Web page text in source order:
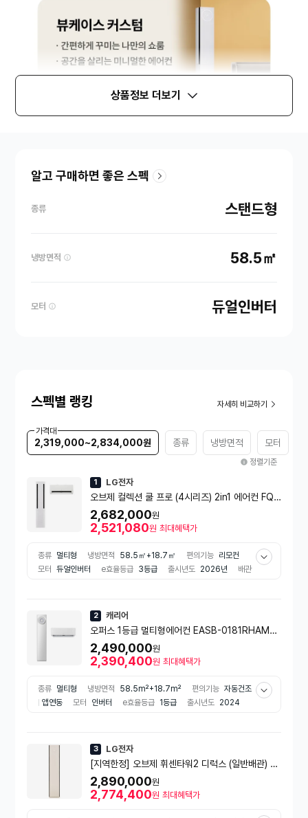
상품정보 더보기
알고 구매하면 좋은 스펙
종류 스탠드형
냉방면적 58.5㎡
모터 듀얼인버터
스펙별 랭킹 자세히 비교하기
가격대
2,319,000~2,834,000원 종류 냉방면적 모터
정렬기준
1 LG전자
오브제 컬렉션 쿨 프로 (4시리즈) 2in1 에어컨 FQ1
8GC4EB2 (일반배관) [냉방 58.5㎡+18.7㎡]
[전국설치비동일]
2,682,000원
2,521,080원 최대혜택가
종류 멀티형 냉방면적 58.5㎡+18.7㎡ 편의기능 리모컨
모터
듀얼인버터 e효율등급 3등급 출시년도 2026년
배관
2 캐리어
오퍼스 1등급 멀티형에어컨 EASB-0181RHAMD
G (58.5㎡+18.7㎡) [전국기본설치비 포함]
2,490,000원
2,390,400원 최대혜택가
종류 멀티형 냉방면적 58.5m²+18.7m² 편의기능 자동건조
앱연동
모터 인버터 e효율등급 1등급 출시년도 2024
3 LG전자
[지역한정] 오브제 휘센타워2 디럭스 (일반배관) 스
탠드에어컨 FQ18DDTBA1 (58.5㎡) 실외기포함
[전국기본설치비 포함]
2,890,000원
2,774,400원 최대혜택가